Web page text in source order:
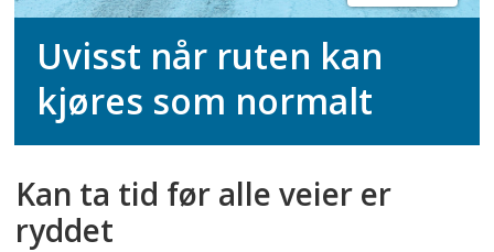
Uvisst når ruten kan
kjøres som normalt
Kan ta tid før alle veier er
ryddet